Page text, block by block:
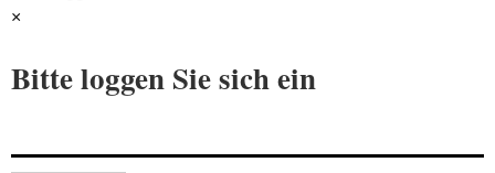
×
Bitte loggen Sie sich ein